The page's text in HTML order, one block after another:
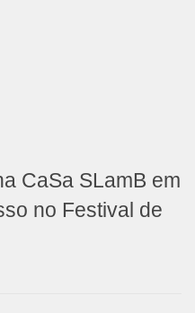
CaSa SLamB em
no Festival de